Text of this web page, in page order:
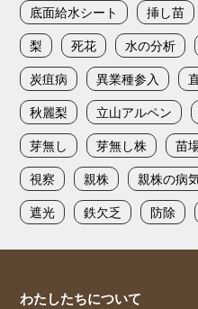
底面給水シート
挿し苗
梨
死花 水の分析
炭疽病
異業種参入
秋麗梨
立山アルペン
芽無し
芽無し株 苗
視察
親株 親株の病
遮光
鉄欠乏 防除
わたしたちについて